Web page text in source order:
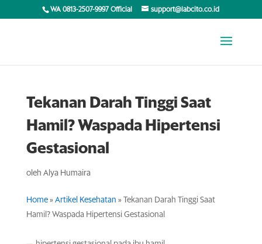
WA 0813-2507-9997 Official support@labcito.co.id
Tekanan Darah Tinggi Saat
Hamil? Waspada Hipertensi
Gestasional
oleh Alya Humaira
Home» Artikel Kesehatan »
Tekanan Darah Tinggi Saat
Hamil? Waspada Hipertensi Gestasional